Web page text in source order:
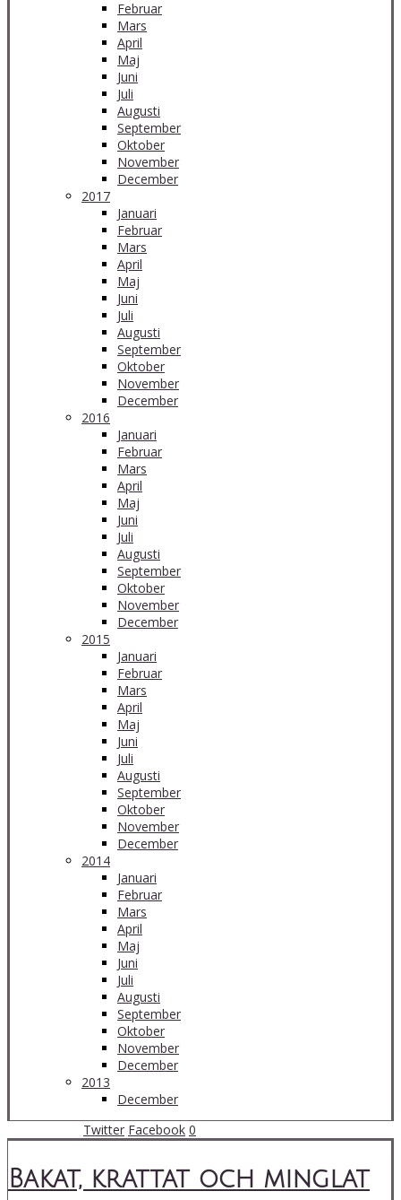
Februar
Mars
April
Maj
Juni
Juli
Augusti
September
Oktober
November
December
2017
Januari
Februar
Mars
April
Maj
Juni
Juli
Augusti
September
Oktober
November
December
2016
Januari
Februar
Mars
April
Maj
Juni
Juli
Augusti
September
Oktober
November
December
2015
Januari
Februar
Mars
April
Maj
Juni
Juli
Augusti
September
Oktober
November
December
2014
Januari
Februar
Mars
April
Maj
Juni
Juli
Augusti
September
Oktober
November
December
2013
December
Twitter Facebook 0
Bakat, krattat och minglat